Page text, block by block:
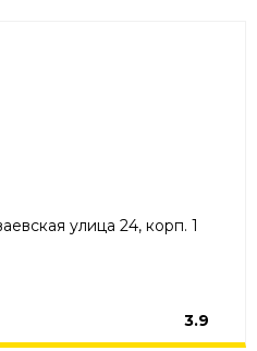
улица 24, корп. 1
3.9